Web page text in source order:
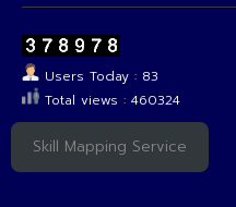
Users Today : 83
Total views : 460324
Skill Mapping Service